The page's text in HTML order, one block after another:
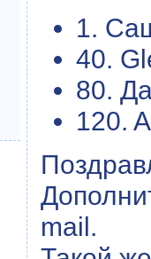
1.
40.
80.
120.
mail.